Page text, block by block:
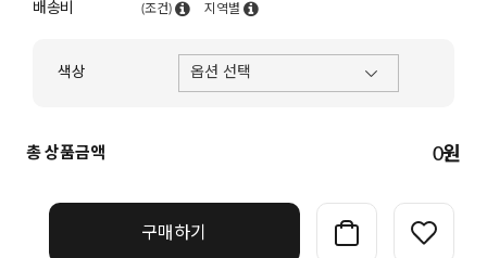
배송비 (조건) 지역별
색상
총 상품금액 0원
구매하기